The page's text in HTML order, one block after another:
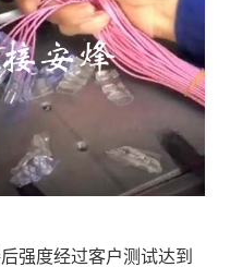
强度经过客户测试达到